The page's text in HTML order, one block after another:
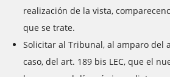
realización de la vista,
que se trate.
Solicitar al Tribunal, al amparo del
caso, del art. 189 bis LEC, que el